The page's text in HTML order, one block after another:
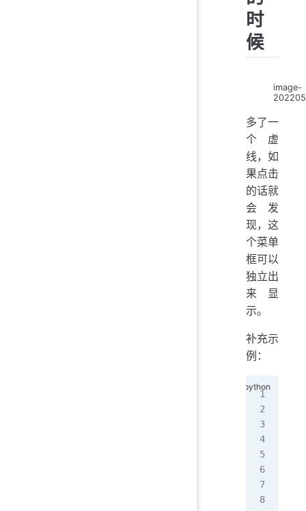
时
候
image-
多了一
个虚
线，如
果点击
的话就
会发
现，这
个菜单
框可以
独立出
来显
示。
补充示
例：